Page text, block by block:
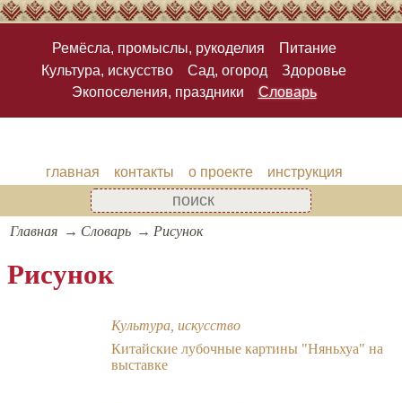
Ремёсла, промыслы, рукоделия
Питание
Культура, искусство
Сад, огород
Здоровье
Экопоселения, праздники
Словарь
главная контакты о проекте инструкция
Главная Словарь Рисунок
Рисунок
Культура, искусство
Китайские лубочные картины "Няньхуа" на
выставке